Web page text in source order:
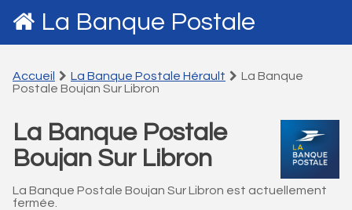
La Banque Postale
Accueil La Banque Postale Hérault
La Banque
Postale Boujan Sur Libron
La Banque Postale
Boujan Sur Libron
La Banque Postale Boujan Sur Libron est actuellement
fermée.